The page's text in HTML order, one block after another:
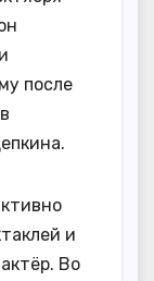
после
и
Во